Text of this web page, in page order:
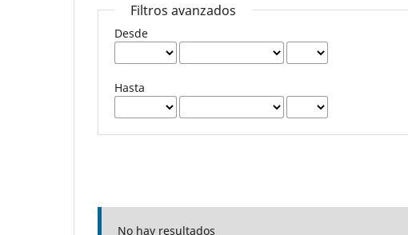
Filtros avanzados
Desde
Hasta
No hay resultados